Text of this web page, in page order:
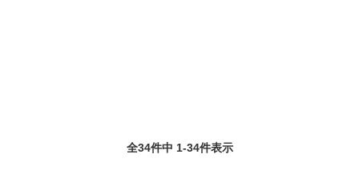
全34件中 1-34件表示